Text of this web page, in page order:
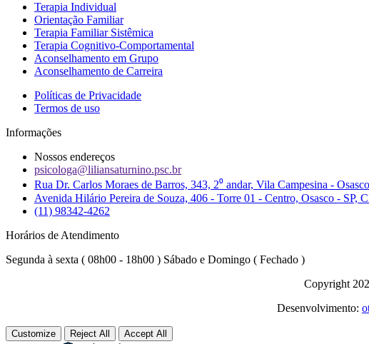
Terapia Individual
Orientação Familiar
Terapia Familiar Sistêmica
Terapia Cognitivo-Comportamental
Aconselhamento em Grupo
Aconselhamento de Carreira
Políticas de Privacidade
Termos de uso
Informações
Nossos endereços
psicologa@liliansaturnino.psc.br
Rua Dr. Carlos Moraes de Barros, 343, 2⁰ andar, Vila Campesina -
Avenida Hilário Pereira de Souza, 406 - Torre 01 - Centro, Osasco - SP,
(11) 98342-4262
Horários de Atendimento
Segunda à sexta ( 08h00 - 18h00 ) Sábado e Domingo ( Fechado )
Copyright
Desenvolvimento:
Customize Reject All Accept All